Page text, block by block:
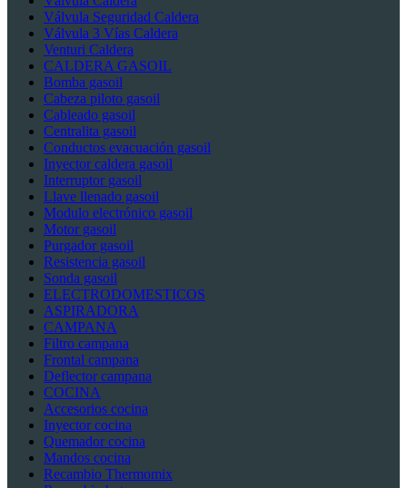
Válvula Seguridad Caldera
Válvula 3 Vías Caldera
Venturi Caldera
CALDERA GASOIL
Bomba gasoil
Cabeza piloto gasoil
Cableado gasoil
Centralita gasoil
Conductos evacuación gasoil
Inyector caldera gasoil
Interruptor gasoil
Llave llenado gasoil
Modulo electrónico gasoil
Motor gasoil
Purgador gasoil
Resistencia gasoil
Sonda gasoil
ELECTRODOMESTICOS
ASPIRADORA
CAMPANA
Filtro campana
Frontal campana
Deflector campana
COCINA
Accesorios cocina
Inyector cocina
Quemador cocina
Mandos cocina
Recambio Thermomix